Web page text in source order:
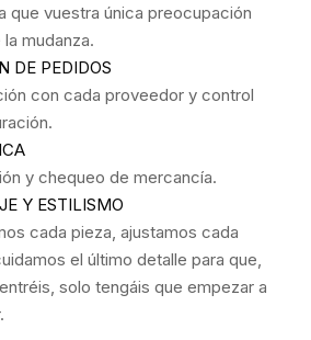
que vuestra única preocupación
mudanza.
DE PEDIDOS
con cada proveedor y control
y chequeo de mercancía.
Y ESTILISMO
cada pieza, ajustamos cada
el último detalle para que,
solo tengáis que empezar a